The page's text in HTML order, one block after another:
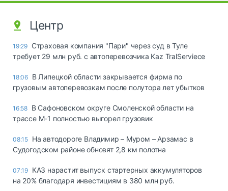
Центр
19:29 Страховая компания "Пари" через суд в Туле
требует 29 млн руб. с автоперевозчика Kaz TralServiece
18:06 В Липецкой области закрывается фирма по
грузовым автоперевозкам после полутора лет убытков
16:58 В Сафоновском округе Смоленской области на
трассе М-1 полностью выгорел грузовик
08:15 На автодороге Владимир – Муром – Арзамас в
Судогодском районе обновят 2,8 км полотна
07:19 КАЗ нарастит выпуск стартерных аккумуляторов
на 20% благодаря инвестициям в 380 млн руб.